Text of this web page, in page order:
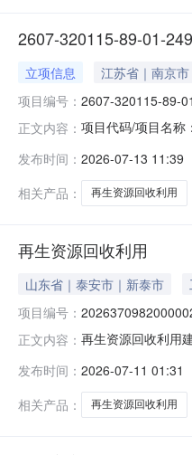
2607-320115-89-01-
立项信息 江苏省｜南京
项目编号： 2607-320115-89-
正文内容： 项目代码/项目名称
发布时间： 2026-07-13 11:39
相关产品：
再生资源回收利用
再生资源回收利用
山东省｜泰安市｜新泰市
项目编号：
正文内容： 再生资源回收利用
价分类管理名录》
苏汝
发布时间： 2026-07-11 01:31
相关产品：
再生资源回收利用